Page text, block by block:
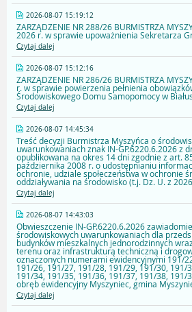
2026-08-07 15:19:12
ZARZĄDZENIE NR 288/26 BURMISTRZA
2026 r. w sprawie upoważnienia Sekretarza
Czytaj dalej
2026-08-07 15:12:16
ZARZĄDZENIE NR 286/26 BURMISTRZA
r. w sprawie powierzenia pełnienia
Środowiskowego Domu Samopomocy w
Czytaj dalej
2026-08-07 14:45:34
Treść decyzji Burmistrza Myszyńca o
uwarunkowaniach znak IN-GP.6220.6.2026 z
opublikowana na okres 14 dni zgodnie z art.
października 2008 r. o udostępnianiu
ochronie, udziale społeczeństwa w ochronie
oddziaływania na środowisko (t.j. Dz. U. z
Czytaj dalej
2026-08-07 14:43:03
Obwieszczenie IN-GP.6220.6.2026
środowiskowych uwarunkowaniach dla
budynków mieszkalnych jednorodzinnych
terenu oraz infrastrukturą techniczną i
oznaczonych numerami ewidencyjnymi 191/
191/26, 191/27, 191/28, 191/29, 191/30, 191/
191/34, 191/35, 191/36, 191/37, 191/38, 191/
obręb ewidencyjny Myszyniec, gmina
Czytaj dalej